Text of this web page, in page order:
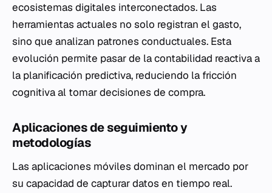
ecosistemas digitales interconectados. Las
herramientas actuales no solo registran el gasto,
sino que analizan patrones conductuales. Esta
evolución permite pasar de la contabilidad reactiva a
la planificación predictiva, reduciendo la fricción
cognitiva al tomar decisiones de compra.
Aplicaciones de seguimiento y
metodologías
Las aplicaciones móviles dominan el mercado por
su capacidad de capturar datos en tiempo real.